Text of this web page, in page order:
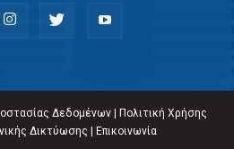
Δεδομένων| Πολιτική Χρήσης
Δικτύωσης | Επικοινωνία